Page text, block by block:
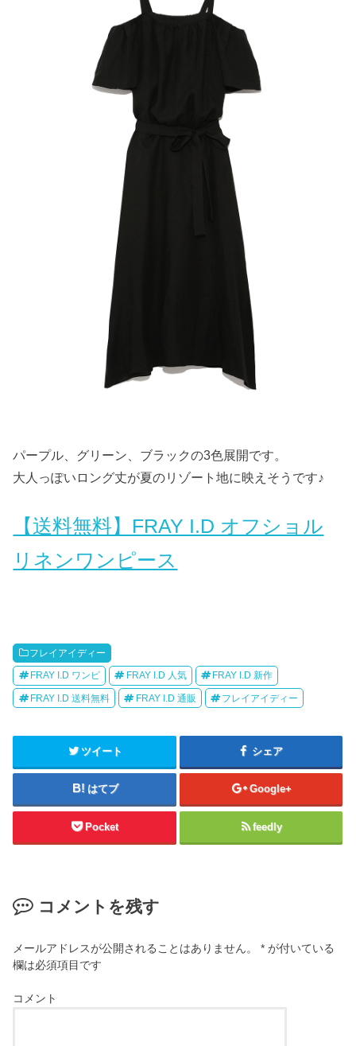
パープル、グリーン、ブラックの3色展開です。
大人っぽいロング丈が夏のリゾート地に映えそうです♪
【送料無料】FRAY I.D オフショル
リネンワンピース
フレイアイディー
FRAY I.D ワンピ FRAY I.D 人気 FRAY I.D 新作
FRAY I.D 送料無料 FRAY I.D 通販 フレイアイディー
ツイート シェア
はてブ Google+
Pocket feedly
コメントを残す
メールアドレスが公開されることはありません。 * が付いている
欄は必須項目です
コメント